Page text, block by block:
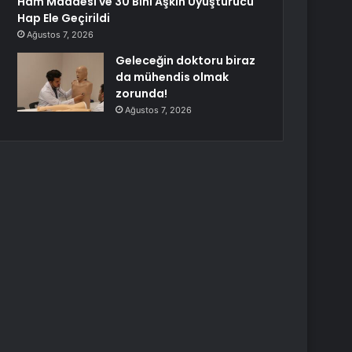
Hap Ele Geçirildi
Ağustos 7, 2026
Geleceğin doktoru biraz
da mühendis olmak
zorunda!
Ağustos 7, 2026